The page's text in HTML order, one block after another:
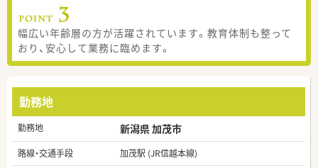
幅広い年齢層の方が活躍されています。教育体制も整って
おり、安心して業務に臨めます。
勤務地
勤務地 新潟県 加茂市
路線・交通手段
加茂駅 (JR信越本線)